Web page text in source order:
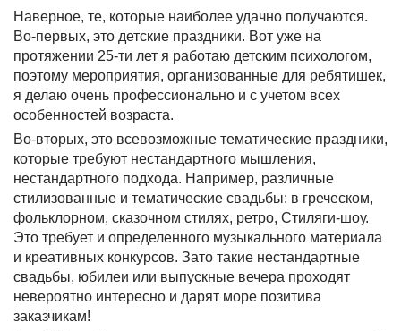
Наверное, те, которые наиболее удачно получаются.
Во-первых, это детские праздники. Вот уже на
протяжении 25-ти лет я работаю детским психологом,
поэтому мероприятия, организованные для ребятишек,
я делаю очень профессионально и с учетом всех
особенностей возраста.
Во-вторых, это всевозможные тематические праздники,
которые требуют нестандартного мышления,
нестандартного подхода. Например, различные
стилизованные и тематические свадьбы: в греческом,
фольклорном, сказочном стилях, ретро, Стиляги-шоу.
Это требует и определенного музыкального материала
и креативных конкурсов. Зато такие нестандартные
свадьбы, юбилеи или выпускные вечера проходят
невероятно интересно и дарят море позитива
заказчикам!